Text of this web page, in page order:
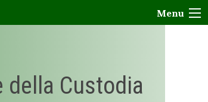
Menu
della Custodia